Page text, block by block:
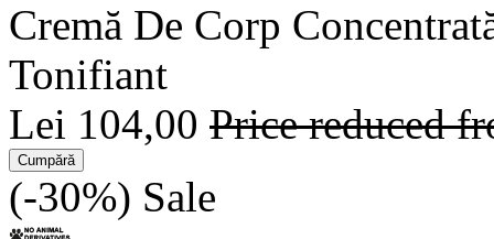
Cremă De Corp
Tonifiant
Lei 104,00 Price reduced
Cumpără
(-30%) Sale